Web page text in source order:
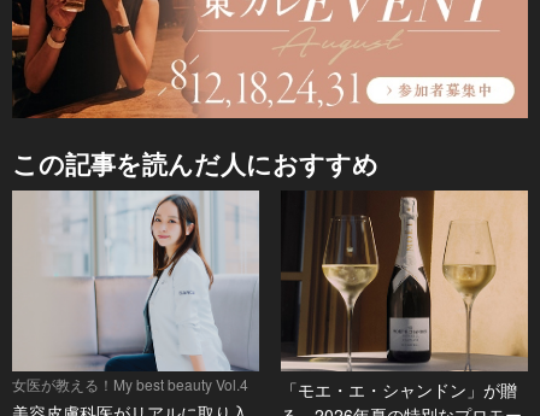
この記事を読んだ人におすすめ
女医が教える！My best beauty Vol.4
「モエ・エ・シャンドン」が贈